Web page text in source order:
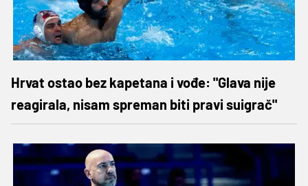
Hrvat ostao bez kapetana i vođe: "Glava nije
reagirala, nisam spreman biti pravi suigrač"